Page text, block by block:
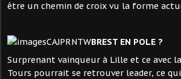
être un chemin de croix vu la forme
BREST EN POLE ?
Surprenant vainqueur à Lille et ce avec
Tours pourrait se retrouver leader, ce